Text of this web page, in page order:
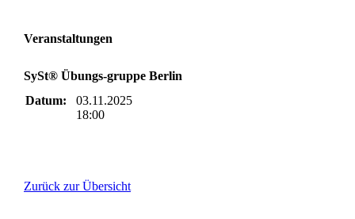
Veranstaltungen
SySt® Übungs-gruppe Berlin
Datum:
03.11.2025
18:00
Zurück zur Übersicht